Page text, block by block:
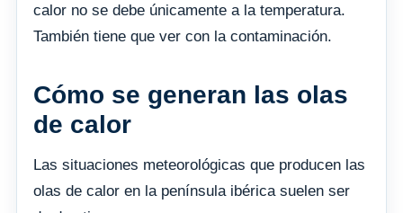
calor no se debe únicamente a la temperatura.
También tiene que ver con la contaminación.
Cómo se generan las olas
de calor
Las situaciones meteorológicas que producen las
olas de calor en la península ibérica suelen ser